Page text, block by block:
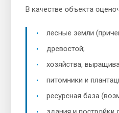
В качестве объекта
лесные земли
древостой;
хозяйства,
питомники и
ресурсная база